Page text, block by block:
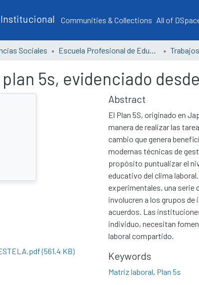
Communities & Collections All of
Sociales Escuela Profesional de Educación
5s, evidenciado
(561.4 KB)
Abstract
El Plan 5S, originado en
manera de realizar las
cambio que genera
modernas técnicas de
propósito puntualizar el
educativo del clima
experimentales, una serie
involucren a los grupos
acuerdos. Las
individuo, necesitan
laboral compartido.
Keywords
Matriz laboral, Plan 5s